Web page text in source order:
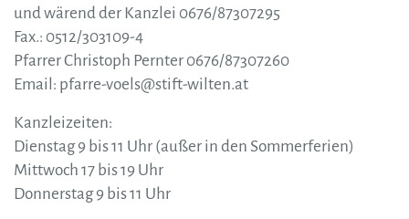
und wärend der Kanzlei 0676/87307295
Fax.: 0512/303109-4
Pfarrer Christoph Pernter 0676/87307260
Email: pfarre-voels@stift-wilten.at
Kanzleizeiten:
Dienstag 9 bis 11 Uhr (außer in den Sommerferien)
Mittwoch 17 bis 19 Uhr
Donnerstag 9 bis 11 Uhr